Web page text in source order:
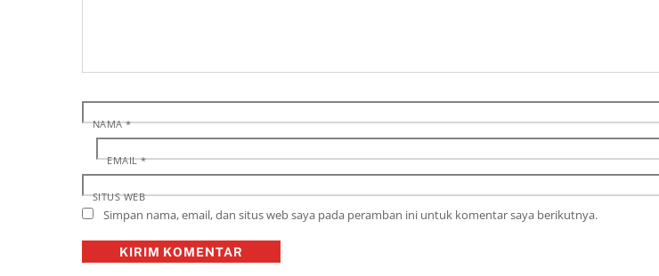
NAMA*
EMAIL*
SITUS WEB
Simpan nama, email, dan situs web saya pada peramban ini untuk komentar saya berikutnya.